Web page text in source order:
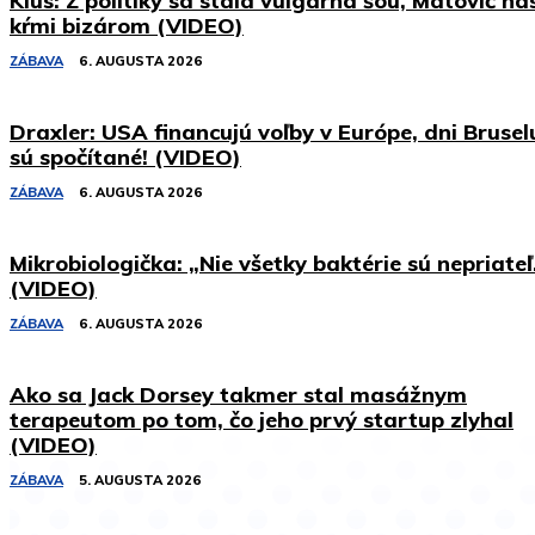
kŕmi bizárom (VIDEO)
ZÁBAVA 6. AUGUSTA 2026
Draxler: USA financujú voľby v Európe, dni
sú spočítané! (VIDEO)
ZÁBAVA 6. AUGUSTA 2026
Mikrobiologička: „Nie všetky baktérie sú
(VIDEO)
ZÁBAVA 6. AUGUSTA 2026
Ako sa Jack Dorsey takmer stal masážnym
terapeutom po tom, čo jeho prvý startup zlyhal
(VIDEO)
ZÁBAVA 5. AUGUSTA 2026